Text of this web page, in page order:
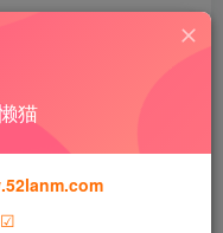
钻石会员 免费
猫
☑